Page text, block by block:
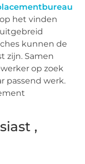
het vinden
kunnen de
zijn. Samen
op zoek
passend werk.
,